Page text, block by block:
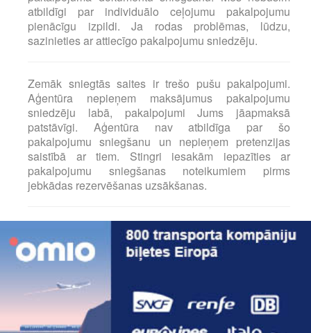
atbildīgi par individuālo ceļojumu pakalpojumu
pienācīgu izpildi. Ja rodas problēmas, lūdzu,
sazinieties ar attiecīgo pakalpojumu sniedzēju.
Zemāk sniegtās saites ir trešo pušu pakalpojumi.
Aģentūra nepieņem maksājumus pakalpojumu
sniedzēju labā, pakalpojumi Jums jāapmaksā
patstāvīgi. Aģentūra nav atbildīga par šo
pakalpojumu sniegšanu un nepieņem pretenzijas
saistībā ar tiem. Stingri iesakām iepazīties ar
pakalpojumu sniegšanas noteikumiem pirms
jebkādas rezervēšanas uzsākšanas.